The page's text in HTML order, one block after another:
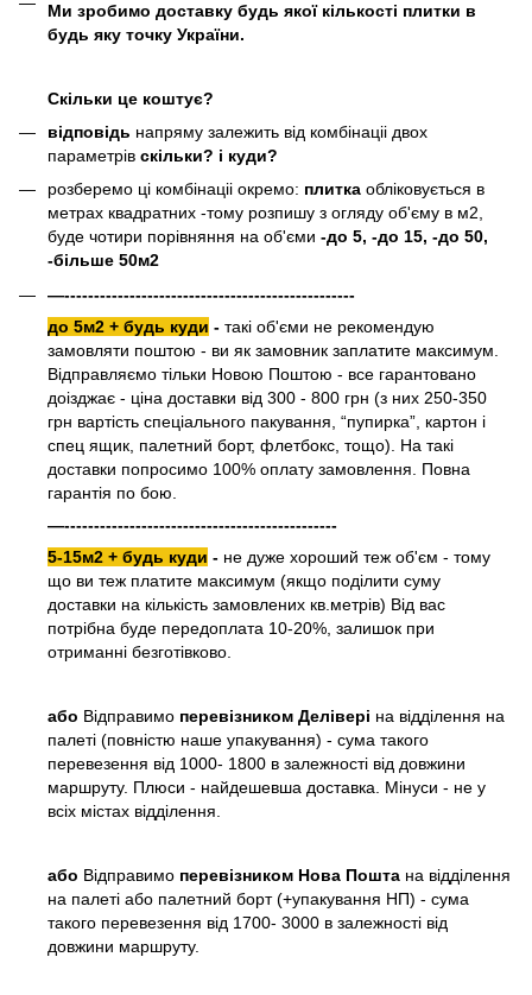
Ми зробимо доставку будь якої кількості плитки в
будь яку точку України.
Скільки це коштує?
відповідь напряму залежить від комбінаціі двох
параметрів скільки? і куди?
розберемо ці комбінаціі окремо: плитка обліковується в
метрах квадратних -тому розпишу з огляду об'єму в м2,
буде чотири порівняння на об'єми -до 5, -до 15, -до 50,
-більше 50м2
—-------------------------------------------------
до 5м2 + будь куди - такі об'єми не рекомендую
замовляти поштою - ви як замовник заплатите максимум.
Відправляємо тільки Новою Поштою - все гарантовано
доізджає - ціна доставки від 300 - 800 грн (з них 250-350
грн вартість спеціального пакування, “пупирка”, картон і
спец ящик, палетний борт, флетбокс, тощо). На такі
доставки попросимо 100% оплату замовлення. Повна
гарантія по бою.
—----------------------------------------------
5-15м2 + будь куди - не дуже хороший теж об'єм - тому
що ви теж платите максимум (якщо поділити суму
доставки на кількість замовлених кв.метрів) Від вас
потрібна буде передоплата 10-20%, залишок при
отриманні безготівково.
або Відправимо перевізником Делівері на відділення на
палеті (повністю наше упакування) - сума такого
перевезення від 1000- 1800 в залежності від довжини
маршруту. Плюси - найдешевша доставка. Мінуси - не у
всіх містах відділення.
або Відправимо перевізником Нова Пошта на відділення
на палеті або палетний борт (+упакування НП) - сума
такого перевезення від 1700- 3000 в залежності від
довжини маршруту.